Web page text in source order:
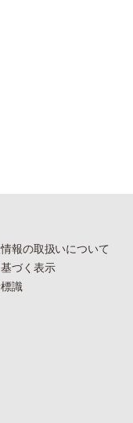
報の取扱いについて
づく表示
識